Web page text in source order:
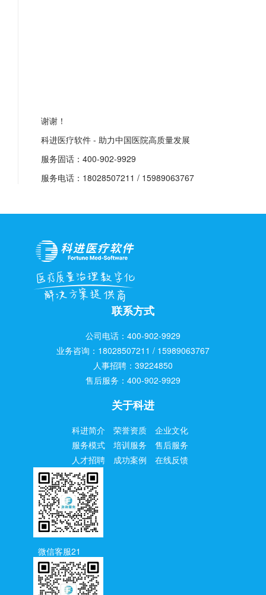
谢谢！
科进医疗软件 - 助力中国医院高质量发展
服务固话：400-902-9929
服务电话：18028507211 / 15989063767
联系方式
公司电话：400-902-9929
业务咨询：18028507211 / 15989063767
人事招聘：39224850
售后服务：400-902-9929
关于科进
科进简介 荣誉资质
企业文化
服务模式
培训服务
售后服务
人才招聘
成功案例 在线反馈
微信客服21